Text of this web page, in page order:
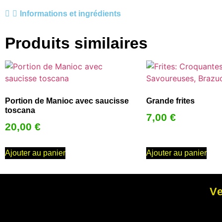
Informations et ingrédients
Produits similaires
Portion de Manioc avec saucisse
toscana
20,00 €
Ajouter au panier
Grande frites
7,00 €
Ajouter au panier